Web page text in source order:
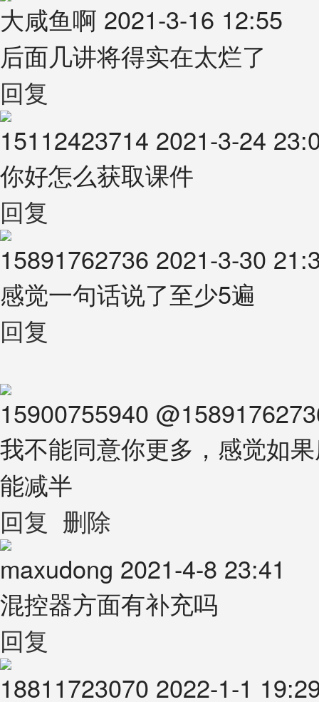
大咸鱼啊 2021-3-16 12:55
后面几讲将得实在太烂了
回复
15112423714 2021-3-24
你好怎么获取课件
回复
15891762736 2021-3-30
感觉一句话说了至少5遍
回复
15900755940 @
我不能同意你更多，感觉如
能减半
回复 删除
maxudong 2021-4-8 23:41
混控器方面有补充吗
回复
18811723070 2022-1-1